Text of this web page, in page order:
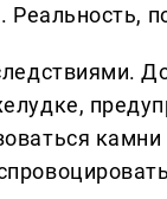
Реальность,